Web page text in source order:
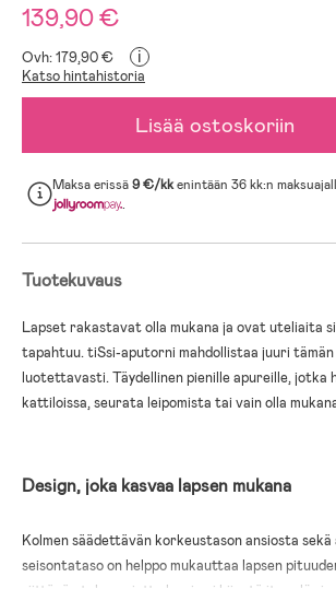
139,90 €
Ovh: 179,90 € i
Katso hintahistoria
Lisää ostoskoriin
Maksa erissä9 €/kkenintään 36 kk:n
.
Tuotekuvaus
Lapset rakastavat olla mukana ja ovat uteliaita
tapahtuu. tiSsi-aputorni mahdollistaa juuri
luotettavasti. Täydellinen pienille apureille, jotka
kattiloissa, seurata leipomista tai vain olla
Design, joka kasvaa lapsen mukana
Kolmen säädettävän korkeustason ansiosta sekä
seisontataso on helppo mukauttaa lapsen
riittävän tukeva, jotta lapsi voi kiivetä itse ylös ja